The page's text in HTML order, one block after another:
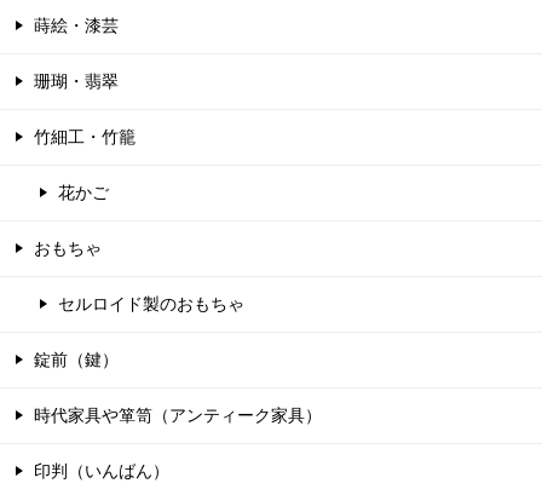
蒔絵・漆芸
珊瑚・翡翠
竹細工・竹籠
花かご
おもちゃ
セルロイド製のおもちゃ
錠前（鍵）
時代家具や箪笥（アンティーク家具）
印判（いんばん）